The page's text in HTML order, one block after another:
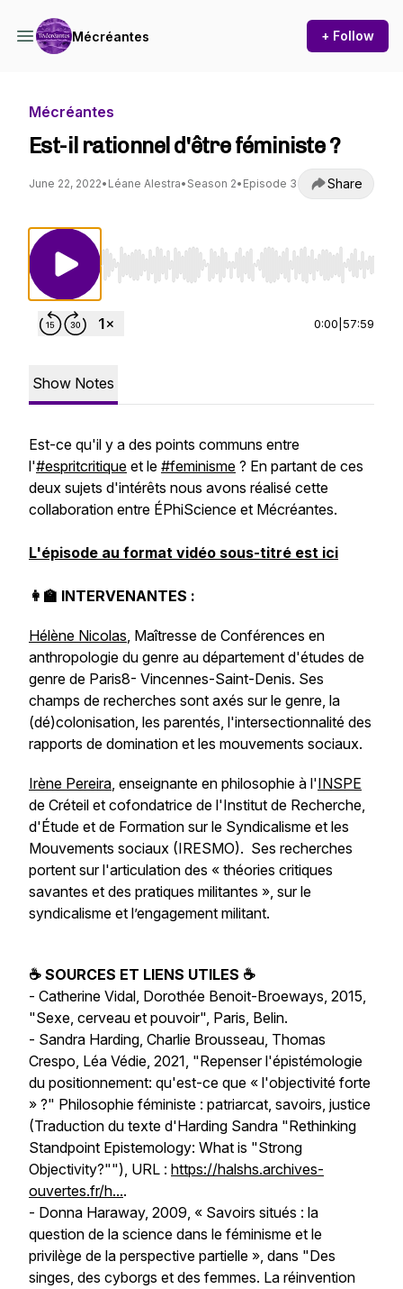
Mécréantes + Follow
Mécréantes
Est-il rationnel d'être féministe ?
June 22, 2022• Léane Alestra• Season 2• Episode 3 Share
Use Left/Right to seek, Home/End to jump
0:00 57:59
Show Notes
Est-ce qu'il y a des points communs entre
l'#espritcritique et le #feminisme ? En partant de ces
deux sujets d'intérêts nous avons réalisé cette
collaboration entre ÉPhiScience et Mécréantes.
L'épisode au format vidéo sous-titré est ici
👩‍🏫 INTERVENANTES :
Hélène Nicolas, Maîtresse de Conférences en
anthropologie du genre au département d'études de
genre de Paris8- Vincennes-Saint-Denis. Ses
champs de recherches sont axés sur le genre, la
(dé)colonisation, les parentés, l'intersectionnalité des
rapports de domination et les mouvements sociaux.
Irène Pereira, enseignante en philosophie à l'INSPE
de Créteil et cofondatrice de l'Institut de Recherche,
d'Étude et de Formation sur le Syndicalisme et les
Mouvements sociaux (IRESMO). Ses recherches
portent sur l'articulation des « théories critiques
savantes et des pratiques militantes », sur le
syndicalisme et l’engagement militant.
☕ SOURCES ET LIENS UTILES ☕
- Catherine Vidal, Dorothée Benoit-Broeways, 2015,
"Sexe, cerveau et pouvoir", Paris, Belin.
- Sandra Harding, Charlie Brousseau, Thomas
Crespo, Léa Védie, 2021, "Repenser l'épistémologie
du positionnement: qu'est-ce que « l'objectivité forte
» ?" Philosophie féministe : patriarcat, savoirs, justice
(Traduction du texte d'Harding Sandra "Rethinking
Standpoint Epistemology: What is "Strong
Objectivity?""), URL : https://halshs.archives-
ouvertes.fr/h....
- Donna Haraway, 2009, « Savoirs situés : la
question de la science dans le féminisme et le
privilège de la perspective partielle », dans "Des
singes, des cyborgs et des femmes. La réinvention